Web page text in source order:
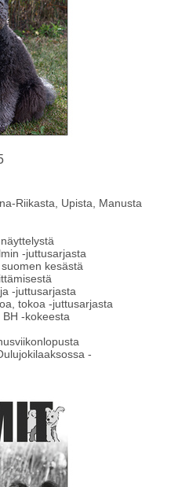
Riikasta, Upista, Manusta
-juttusarjasta
kesästä
-juttusarjasta
tokoa -juttusarjasta
-kokeesta
-